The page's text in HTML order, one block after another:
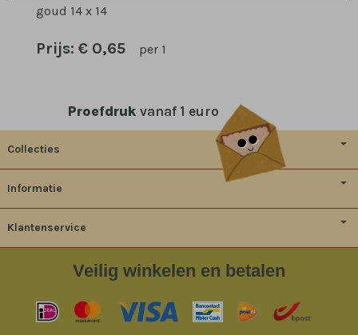
goud 14 x 14
Prijs: € 0,65 per 1
Proefdruk vanaf 1 euro
Collecties
Informatie
Klantenservice
Veilig winkelen en betalen